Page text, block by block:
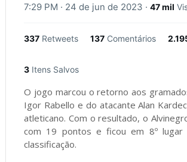
7:29 PM · 24 de jun de 2023 · 47 mil
337 Retweets 137 Comentários
3 Itens Salvos
O jogo marcou o retorno aos
Igor Rabello e do atacante Alan
atleticano. Com o resultado, o
com 19 pontos e ficou em 8º lugar
classificação.